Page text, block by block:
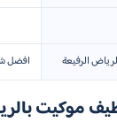
الرفيعة
افضل
موكيت